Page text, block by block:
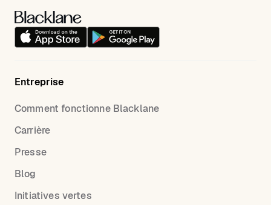
Entreprise
Comment fonctionne Blacklane
Carrière
Presse
Blog
Initiatives vertes